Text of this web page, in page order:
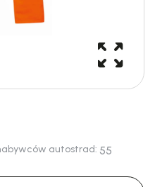
autostrad: 55